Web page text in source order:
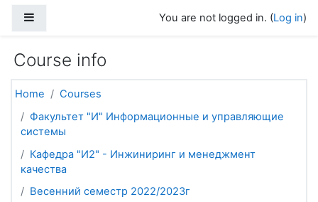
You are not logged in. (Log in)
Course info
Home
Courses
Факультет "И" Информационные и управляющие
системы
Кафедра "И2" - Инжиниринг и менеджмент
качества
Весенний семестр 2022/2023г